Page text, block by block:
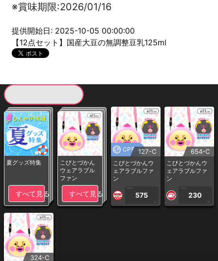
※賞味期限:2026/01/16
提供開始日: 2025-10-05 00:00:00
【12点セット】国産大豆の無調整豆乳125ml
夏グッズ特集
すべて見る
こびとづかん
ウェアラブル
ファン
すべて見る
CP専用127-C
こびとづかんウ
ェアラブルファ
ン
1PLAY
575
CP
654-C
こびとづかんウ
ェアラブルファ
ン
1PLAY
230
CP
324-C